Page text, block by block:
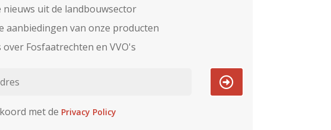
nieuws uit de landbouwsector
aanbiedingen van onze producten
over Fosfaatrechten en VVO's
met de Privacy Policy